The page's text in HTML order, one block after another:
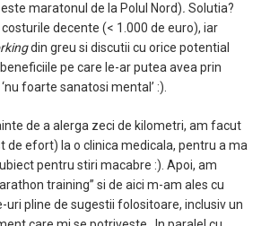
maratonul de la Polul Nord). Solutia?
decente (< 1.000 de euro), iar
din greu si discutii cu orice potential
pe care le-ar putea avea prin
foarte sanatosi mental’ :).
de a alerga zeci de kilometri, am facut
de efort) la o clinica medicala, pentru a ma
pentru stiri macabre :). Apoi, am
training” si de aici m-am ales cu
uri pline de sugestii folositoare, inclusiv un